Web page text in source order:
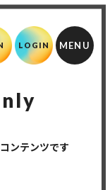
LOGIN
ンテンツです